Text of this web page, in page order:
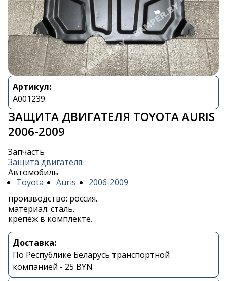
Артикул:
A001239
ЗАЩИТА ДВИГАТЕЛЯ TOYOTA AURIS
2006-2009
Запчасть
Защита двигателя
Автомобиль
Toyota
Auris
2006-2009
производство: россия.
материал: сталь.
крепеж в комплекте.
Доставка:
По Республике Беларусь транспортной
компанией - 25 BYN